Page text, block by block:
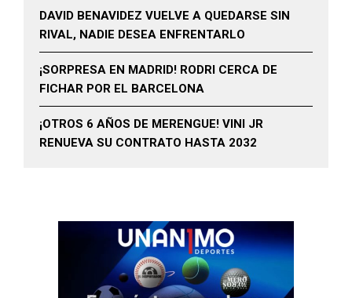
DAVID BENAVIDEZ VUELVE A QUEDARSE SIN
RIVAL, NADIE DESEA ENFRENTARLO
¡SORPRESA EN MADRID! RODRI CERCA DE
FICHAR POR EL BARCELONA
¡OTROS 6 AÑOS DE MERENGUE! VINI JR
RENUEVA SU CONTRATO HASTA 2032